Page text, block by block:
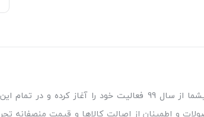
مطمئن‌ترین مرجع خرید کالای خواب مورد نیاز برای سلامتی و آسایش شما مشتریات عزیز
و اطمینان از اصالت کالاها و قیمت منصفانه